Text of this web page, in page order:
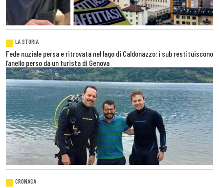
LA STORIA
Fede nuziale persa e ritrovata nel lago di Caldonazzo: i sub restituiscono
l’anello perso da un turista di Genova
CRONACA